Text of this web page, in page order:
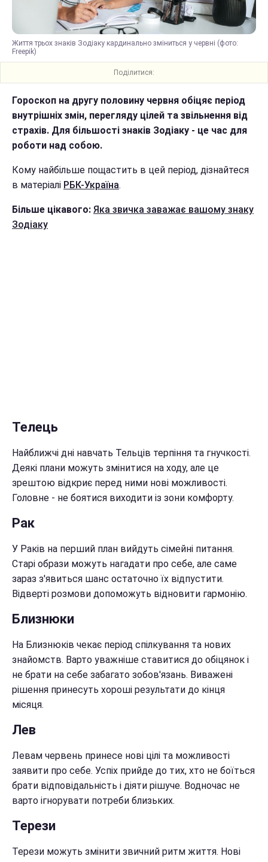
Життя трьох знаків Зодіаку кардинально зміниться у червні (фото:
Freepik)
Поділитися:
Гороскоп на другу половину червня обіцяє період
внутрішніх змін, перегляду цілей та звільнення від
страхів. Для більшості знаків Зодіаку - це час для
роботи над собою.
Кому найбільше пощастить в цей період, дізнайтеся
в матеріалі РБК-Україна.
Більше цікавого: Яка звичка заважає вашому знаку
Зодіаку
Телець
Найближчі дні навчать Тельців терпіння та гнучкості.
Деякі плани можуть змінитися на ходу, але це
зрештою відкриє перед ними нові можливості.
Головне - не боятися виходити із зони комфорту.
Рак
У Раків на перший план вийдуть сімейні питання.
Старі образи можуть нагадати про себе, але саме
зараз з'явиться шанс остаточно їх відпустити.
Відверті розмови допоможуть відновити гармонію.
Близнюки
На Близнюків чекає період спілкування та нових
знайомств. Варто уважніше ставитися до обіцянок і
не брати на себе забагато зобов'язань. Виважені
рішення принесуть хороші результати до кінця
місяця.
Лев
Левам червень принесе нові цілі та можливості
заявити про себе. Успіх прийде до тих, хто не боїться
брати відповідальність і діяти рішуче. Водночас не
варто ігнорувати потреби близьких.
Терези
Терези можуть змінити звичний ритм життя. Нові